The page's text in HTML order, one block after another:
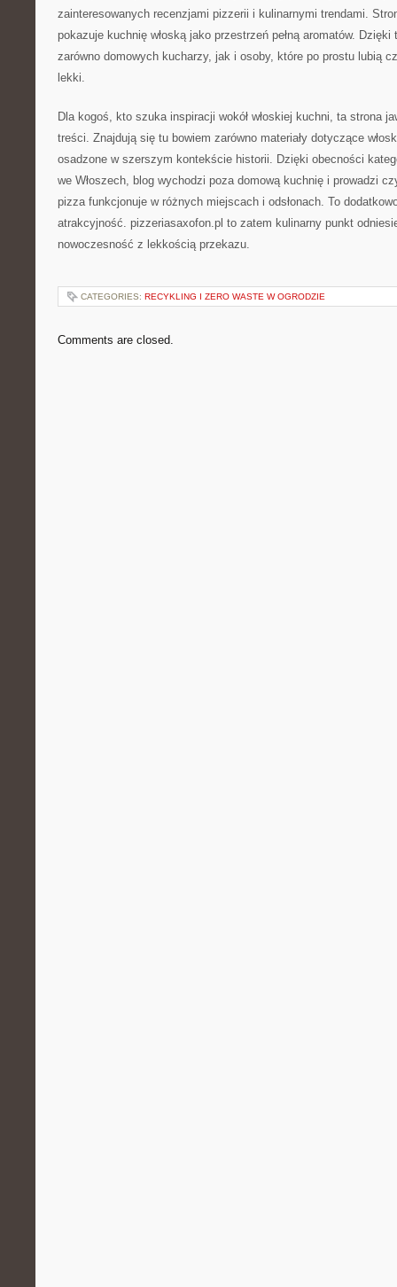
zainteresowanych recenzjami pizzerii i kulinarnymi trendami.
pokazuje kuchnię włoską jako przestrzeń pełną aromatów.
zarówno domowych kucharzy, jak i osoby, które po prostu lubią
lekki.
Dla kogoś, kto szuka inspiracji wokół włoskiej kuchni, ta strona
treści. Znajdują się tu bowiem zarówno materiały dotyczące
osadzone w szerszym kontekście historii. Dzięki obecności
we Włoszech, blog wychodzi poza domową kuchnię i prowadzi
pizza funkcjonuje w różnych miejscach i odsłonach. To
atrakcyjność. pizzeriasaxofon.pl to zatem kulinarny punkt
nowoczesność z lekkością przekazu.
CATEGORIES: RECYKLING I ZERO WASTE W OGRODZIE
Comments are closed.